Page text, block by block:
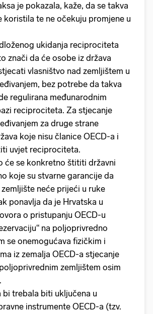
je pokazala, kaže, da se takva
koristila te ne očekuju promjene u
ukidanja reciprociteta
znači da će osobe iz država
vlasništvo nad zemljištem u
bez potrebe da takva
regulirana međunarodnim
reciprociteta. Za stjecanje
za druge strane
koje nisu članice OECD-a i
uvjet reciprociteta.
će se konkretno štititi državni
koje su stvarne garancije da
neće prijeći u ruke
ponavlja da je Hrvatska u
o pristupanju OECD-u
na poljoprivredno
se onemogućava fizičkim i
iz zemalja OECD-a stjecanje
zemljištem osim
bi trebala biti uključena u
instrumente OECD-a (tzv.